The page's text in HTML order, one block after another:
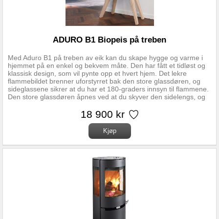
Med Aduro B1 på treben av eik kan du skape hygge og varme i
hjemmet på en enkel og bekvem måte. Den har fått et tidløst og
klassisk design, som vil pynte opp et hvert hjem. Det lekre
flammebildet brenner uforstyrret bak den store glassdøren, og
sideglassene sikrer at du har et 180-graders innsyn til flammene.
Den store glassdøren åpnes ved at du skyver den sidelengs, og
håndtak. Aduro B1 kan brukes både inne og ute. Spesifikasjoner:
Mål (ØxHxD): 48 x 86 x 35,05 cm Vekt, peis: 26 kg Varmeeffekt:
1,8-3 kW Kapasitet, brenner: 1,2 L Brennetid: 3-4 timer Minimum
romstørrelse: 80 m3 Plassering: Avstand brennbar vegg bak: 2
cm Avstand brennbar vegg side: 15 cm Avstand møblering foran
ADURO B1 Biopeis på treben
18 900 kr